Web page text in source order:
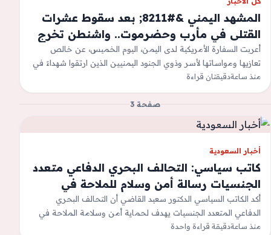
المشهد اليمني &#8211; بعد سقوط عشرات
القتلى في مأرب وحضرموت.. واشنطن تخرج
عن صمتها وتُعلّن موقفاً حاسماً
أعربت السفارة الأمريكية لدى اليمن، اليوم الخميس، عن خالص
تعازيها ومواساتها لأسر وذوي الجنود اليمنيين الذين ارتقوا شهداءً في
هجمات استهدفت مواقع…
منذ ساعةدقيقتان قراءة
صفحة 3
أخبار السعودية
كاتب سياسي: التحالف البحري الدفاعي متعدد
الجنسيات رسالة أمن وسلام للملاحة في
لمضائق المائية
أكد الكاتب السياسي الدكتور سعيد القاضي أن التحالف البحري
الدفاعي المتعدد الجنسيات يهدف لحماية أمن وسلامة الملاحة في
البحر الأحمر ومضيق باب…
منذ ساعةدقيقة قراءة واحدة